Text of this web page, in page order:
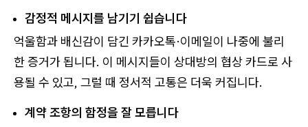
감정적 메시지를 남기기 쉽습니다
억울함과 배신감이 담긴 카카오톡·이메일이 나중에 불리
한 증거가 됩니다. 이 메시지들이 상대방의 협상 카드로 사
용될 수 있고, 그럴 때 정서적 고통은 더욱 커집니다.
계약 조항의 함정을 잘 모릅니다